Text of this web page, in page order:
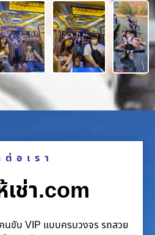
อเรา
ช่า.com
นขับ VIP แบบครบวงจร รถสวย